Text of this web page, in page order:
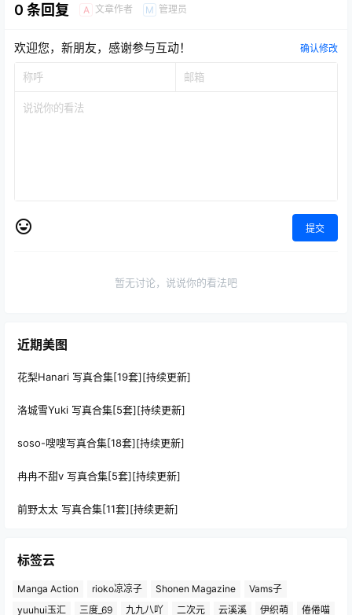
0 条回复 A 文章作者 M 管理员
欢迎您，新朋友，感谢参与互动！ 确认修改
提交
暂无讨论，说说你的看法吧
近期美图
花梨Hanari 写真合集[19套][持续更新]
洛城雪Yuki 写真合集[5套][持续更新]
soso-嗖嗖写真合集[18套][持续更新]
冉冉不甜v 写真合集[5套][持续更新]
前野太太 写真合集[11套][持续更新]
标签云
Manga Action rioko凉凉子 Shonen Magazine
Vams子
yuuhui玉汇
三度_69 九九八吖 二次元 云溪溪 伊织萌 倦倦喵